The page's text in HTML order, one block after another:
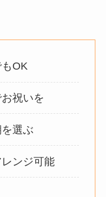
OK
祝いを
選ぶ
ンジ可能